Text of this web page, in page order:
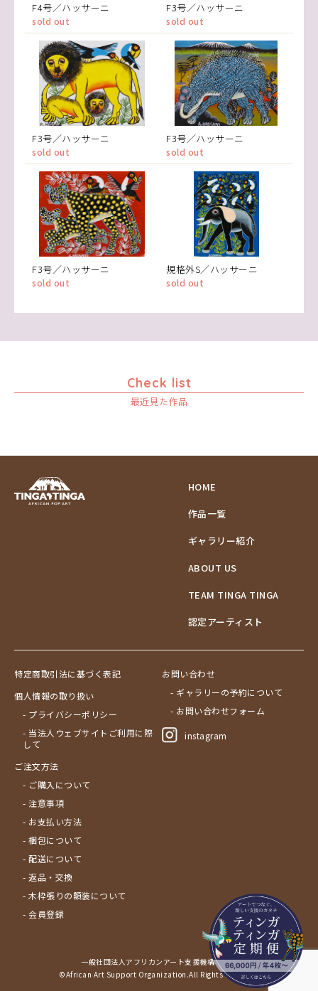
F4号／ハッサーニ
sold out
F3号／ハッサーニ
sold out
F3号／ハッサーニ
sold out
F3号／ハッサーニ
sold out
F3号／ハッサーニ
sold out
規格外S／ハッサーニ
sold out
Check list
最近見た作品
HOME
作品一覧
ギャラリー紹介
ABOUT US
TEAM TINGA TINGA
認定アーティスト
特定商取引法に基づく表記
個人情報の取り扱い
- プライバシーポリシー
- 当法人ウェブサイトご利用に際
して
ご注文方法
- ご購入について
- 注意事項
- お支払い方法
- 梱包について
- 配送について
- 返品・交換
- 木枠張りの額装について
- 会員登録
お問い合わせ
- ギャラリーの予約について
- お問い合わせフォーム
instagram
一般社団法人アフリカンアート支援機構サイト
©African Art Support Organization.All Rights Reserved.